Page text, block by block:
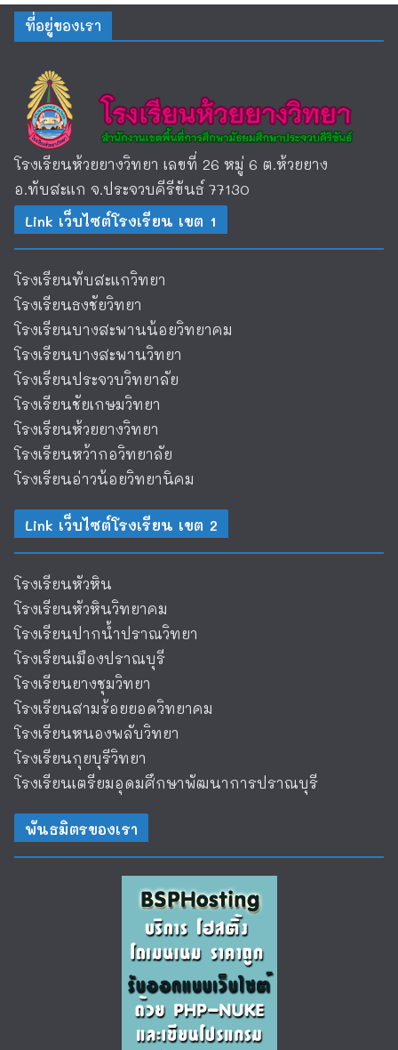
ที่อยู่ของเรา
โรงเรียนห้วยยางวิทยา เลขที่ 26 หมู่ 6 ต.ห้วยยาง
อ.ทับสะแก จ.ประจวบคีรีขันธ์ 77130
Link เว็บไซต์โรงเรียน เขต 1
โรงเรียนทับสะแกวิทยา
โรงเรียนธงชัยวิทยา
โรงเรียนบางสะพานน้อยวิทยาคม
โรงเรียนบางสะพานวิทยา
โรงเรียนประจวบวิทยาลัย
โรงเรียนชัยเกษมวิทยา
โรงเรียนห้วยยางวิทยา
โรงเรียนหว้ากอวิทยาลัย
โรงเรียนอ่าวน้อยวิทยานิคม
Link เว็บไซต์โรงเรียน เขต 2
โรงเรียนหัวหิน
โรงเรียนหัวหินวิทยาคม
โรงเรียนปากน้ำปราณวิทยา
โรงเรียนเมืองปราณบุรี
โรงเรียนยางชุมวิทยา
โรงเรียนสามร้อยยอดวิทยาคม
โรงเรียนหนองพลับวิทยา
โรงเรียนกุยบุรีวิทยา
โรงเรียนเตรียมอุดมศึกษาพัฒนาการปราณบุรี
พันธมิตรของเรา